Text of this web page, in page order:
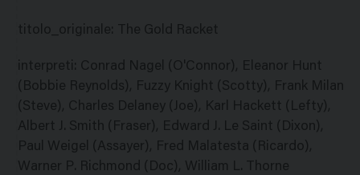
titolo_originale: The Gold Racket
interpreti: Conrad Nagel (O'Connor), Eleanor Hunt
(Bobbie Reynolds), Fuzzy Knight (Scotty), Frank Milan
(Steve), Charles Delaney (Joe), Karl Hackett (Lefty),
Albert J. Smith (Fraser), Edward J. Le Saint (Dixon),
Paul Weigel (Assayer), Fred Malatesta (Ricardo),
Warner P. Richmond (Doc), William L. Thorne